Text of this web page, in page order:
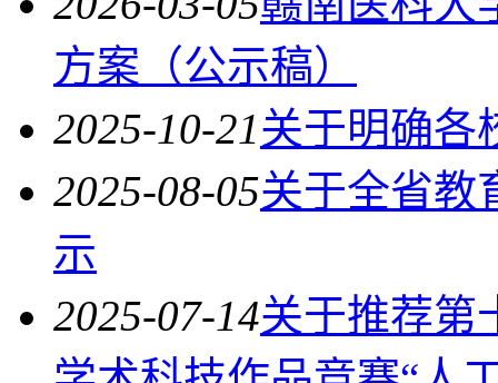
方案（公示稿）
2025-10-21关于明确各
2025-08-05关于全省教
示
2025-07-14关于推荐第